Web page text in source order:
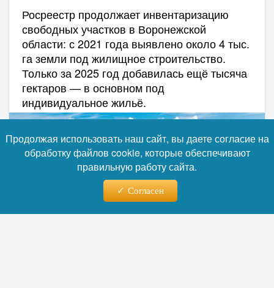
Росреестр продолжает инвентаризацию
свободных участков в Воронежской
области: с 2021 года выявлено около 4 тыс.
га земли под жилищное строительство.
Только за 2025 год добавилась ещё тысяча
гектаров — в основном под
индивидуальное жильё.
Продолжая использовать наш сайт, вы даете согласие на
обработку файлов cookie, которые обеспечивают
правильную работу сайта.
Согласен